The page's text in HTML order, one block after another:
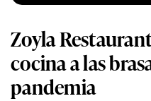
Zoyla
cocina a las
pandemia